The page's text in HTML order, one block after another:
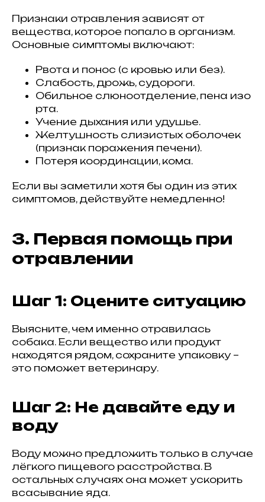
Признаки отравления зависят от
вещества, которое попало в организм.
Основные симптомы включают:
Рвота и понос (с кровью или без).
Слабость, дрожь, судороги.
Обильное слюноотделение, пена изо
рта.
Учение дыхания или удушье.
Желтушность слизистых оболочек
(признак поражения печени).
Потеря координации, кома.
Если вы заметили хотя бы один из этих
симптомов, действуйте немедленно!
3. Первая помощь при
отравлении
Шаг 1: Оцените ситуацию
Выясните, чем именно отравилась
собака. Если вещество или продукт
находятся рядом, сохраните упаковку –
это поможет ветеринару.
Шаг 2: Не давайте еду и
воду
Воду можно предложить только в случае
лёгкого пищевого расстройства. В
остальных случаях она может ускорить
всасывание яда.